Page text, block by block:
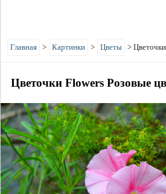
Главная > Картинки > Цветы >
Цветочки Flowers Розовые